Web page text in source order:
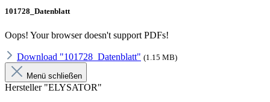
101728_Datenblatt
Oops! Your browser doesn't support PDFs!
Download "101728_Datenblatt" (1.15 MB)
Menü schließen
Hersteller "ELYSATOR"